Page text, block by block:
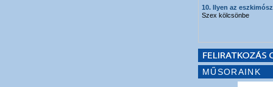
10. Ilyen az
Szex kölcsönbe
MŰSORAINK